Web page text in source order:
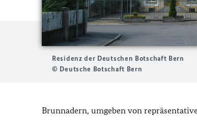
Residenz der Deutschen Botschaft Bern
© Deutsche Botschaft Bern
Brunnadern, umgeben von